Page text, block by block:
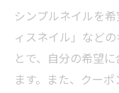
シンプルネイルを
ィスネイル」など
とで、自分の希望
ます。また、クー